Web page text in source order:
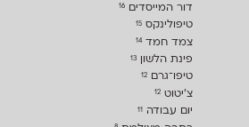
דור המייסדים16
טיפולינקס15
צמד חמד14
פינת הלשון13
טיפו־גרם12
צ׳יטוט12
יום עבודה11